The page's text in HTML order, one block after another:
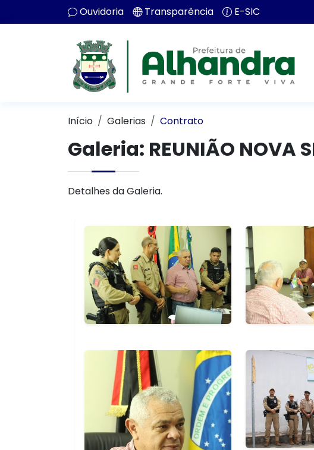
Ouvidoria Transparência E-SIC
Início Galerias Contrato
Galeria: REUNIÃO NOVA
Detalhes da Galeria.